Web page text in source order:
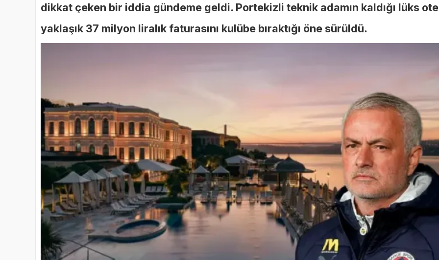
dikkat çeken bir iddia gündeme geldi. Portekizli teknik adamın kaldığı lüks
yaklaşık 37 milyon liralık faturasını kulübe bıraktığı öne sürüldü.